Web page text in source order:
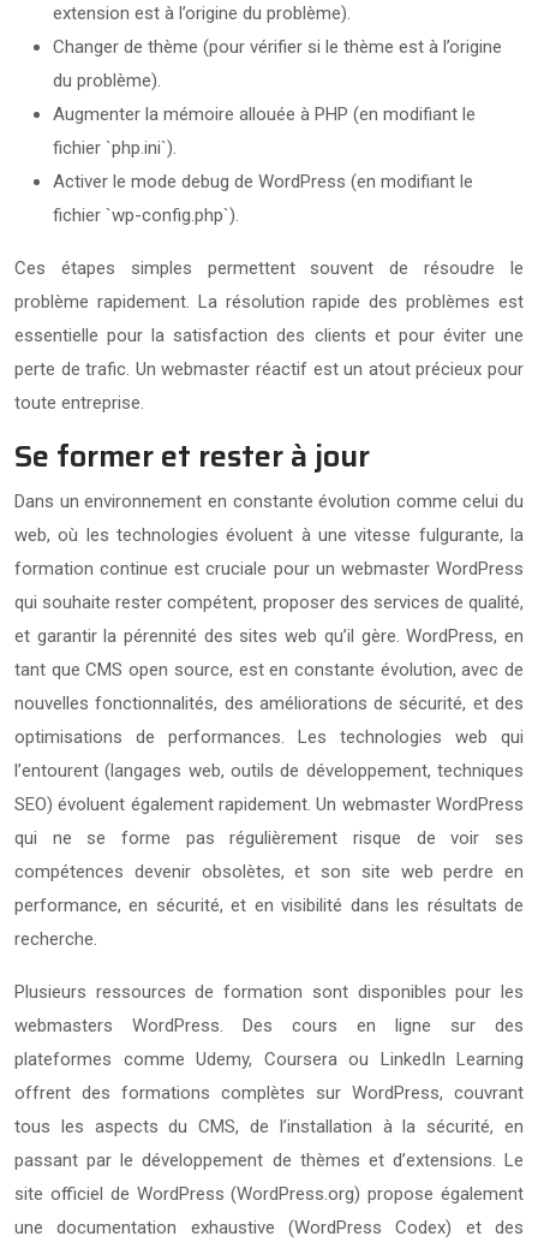
extension est à l’origine du problème).
Changer de thème (pour vérifier si le thème est à l’origine
du problème).
Augmenter la mémoire allouée à PHP (en modifiant le
fichier `php.ini`).
Activer le mode debug de WordPress (en modifiant le
fichier `wp-config.php`).
Ces étapes simples permettent souvent de résoudre le
problème rapidement. La résolution rapide des problèmes est
essentielle pour la satisfaction des clients et pour éviter une
perte de trafic. Un webmaster réactif est un atout précieux pour
toute entreprise.
Se former et rester à jour
Dans un environnement en constante évolution comme celui du
web, où les technologies évoluent à une vitesse fulgurante, la
formation continue est cruciale pour un webmaster WordPress
qui souhaite rester compétent, proposer des services de qualité,
et garantir la pérennité des sites web qu’il gère. WordPress, en
tant que CMS open source, est en constante évolution, avec de
nouvelles fonctionnalités, des améliorations de sécurité, et des
optimisations de performances. Les technologies web qui
l’entourent (langages web, outils de développement, techniques
SEO) évoluent également rapidement. Un webmaster WordPress
qui ne se forme pas régulièrement risque de voir ses
compétences devenir obsolètes, et son site web perdre en
performance, en sécurité, et en visibilité dans les résultats de
recherche.
Plusieurs ressources de formation sont disponibles pour les
webmasters WordPress. Des cours en ligne sur des
plateformes comme Udemy, Coursera ou LinkedIn Learning
offrent des formations complètes sur WordPress, couvrant
tous les aspects du CMS, de l’installation à la sécurité, en
passant par le développement de thèmes et d’extensions. Le
site officiel de WordPress (WordPress.org) propose également
une documentation exhaustive (WordPress Codex) et des